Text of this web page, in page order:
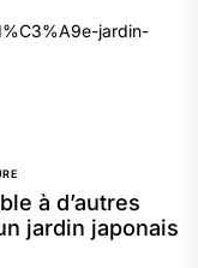
jardin-
à d’autres
jardin japonais